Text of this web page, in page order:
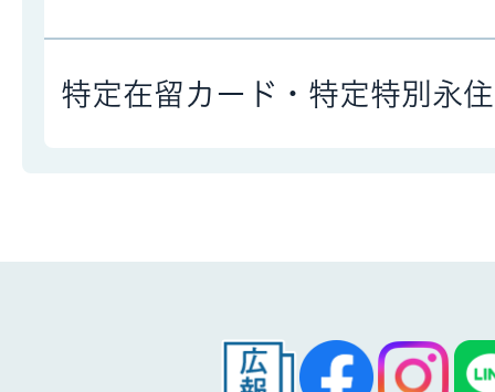
特定在留カード・特定特別永